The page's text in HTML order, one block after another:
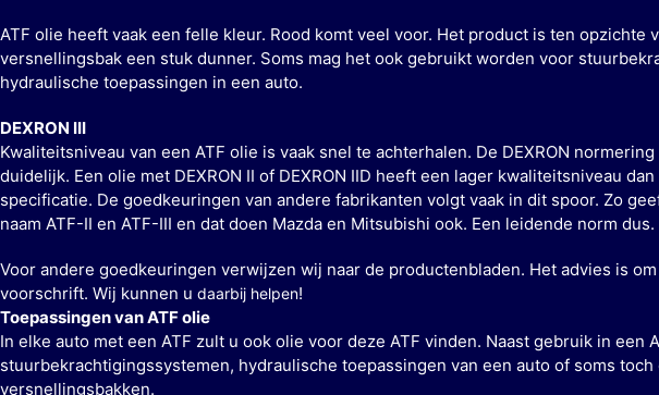
ATF olie heeft vaak een felle kleur. Rood komt veel voor. Het product is ten opzichte
versnellingsbak een stuk dunner. Soms mag het ook gebruikt worden voor
hydraulische toepassingen in een auto.
DEXRON III
Kwaliteitsniveau van een ATF olie is vaak snel te achterhalen. De DEXRON
duidelijk. Een olie met DEXRON II of DEXRON IID heeft een lager kwaliteitsniveau
specificatie. De goedkeuringen van andere fabrikanten volgt vaak in dit spoor. Zo
naam ATF-II en ATF-III en dat doen Mazda en Mitsubishi ook. Een leidende norm dus.
Voor andere goedkeuringen verwijzen wij naar de productenbladen. Het advies is
voorschrift. Wij kunnen u daarbij helpen!
Toepassingen van ATF olie
In elke auto met een ATF zult u ook olie voor deze ATF vinden. Naast gebruik in een
stuurbekrachtigingssystemen, hydraulische toepassingen van een auto of soms
versnellingsbakken.